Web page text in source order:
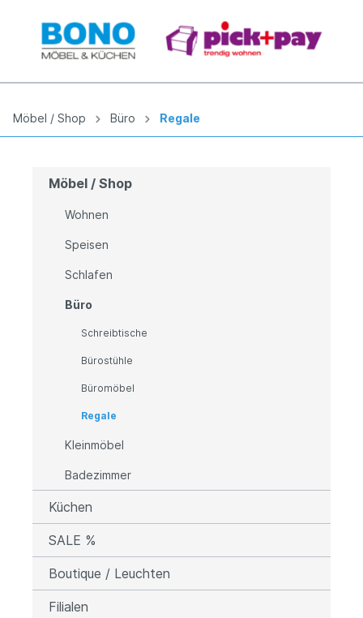
Möbel / Shop Büro Regale
Möbel / Shop
Wohnen
Speisen
Schlafen
Büro
Schreibtische
Bürostühle
Büromöbel
Regale
Kleinmöbel
Badezimmer
Küchen
SALE %
Boutique / Leuchten
Filialen